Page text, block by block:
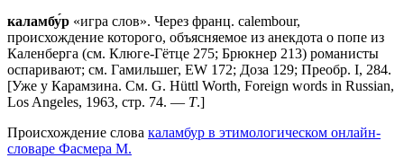
каламбу́р «игра слов». Через франц. calembour,
происхождение которого, объясняемое из анекдота о попе из
Каленберга (см. Клюге-Гётце 275; Брюкнер 213) романисты
оспаривают; см. Гамильшег, ЕW 172; Доза 129; Преобр. I, 284.
[Уже у Карамзина. См. G. Hüttl Worth, Foreign words in Russian,
Lоs Angeles, 1963, стр. 74. — Т.]
Происхождение слова каламбур в этимологическом онлайн-
словаре Фасмера М.